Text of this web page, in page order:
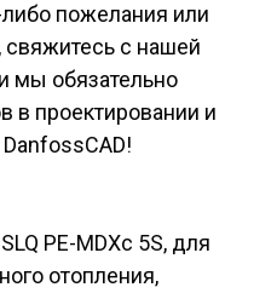
либо пожелания или
с нашей
мы обязательно
в проектировании и
PE-MDXc 5S, для
отопления,